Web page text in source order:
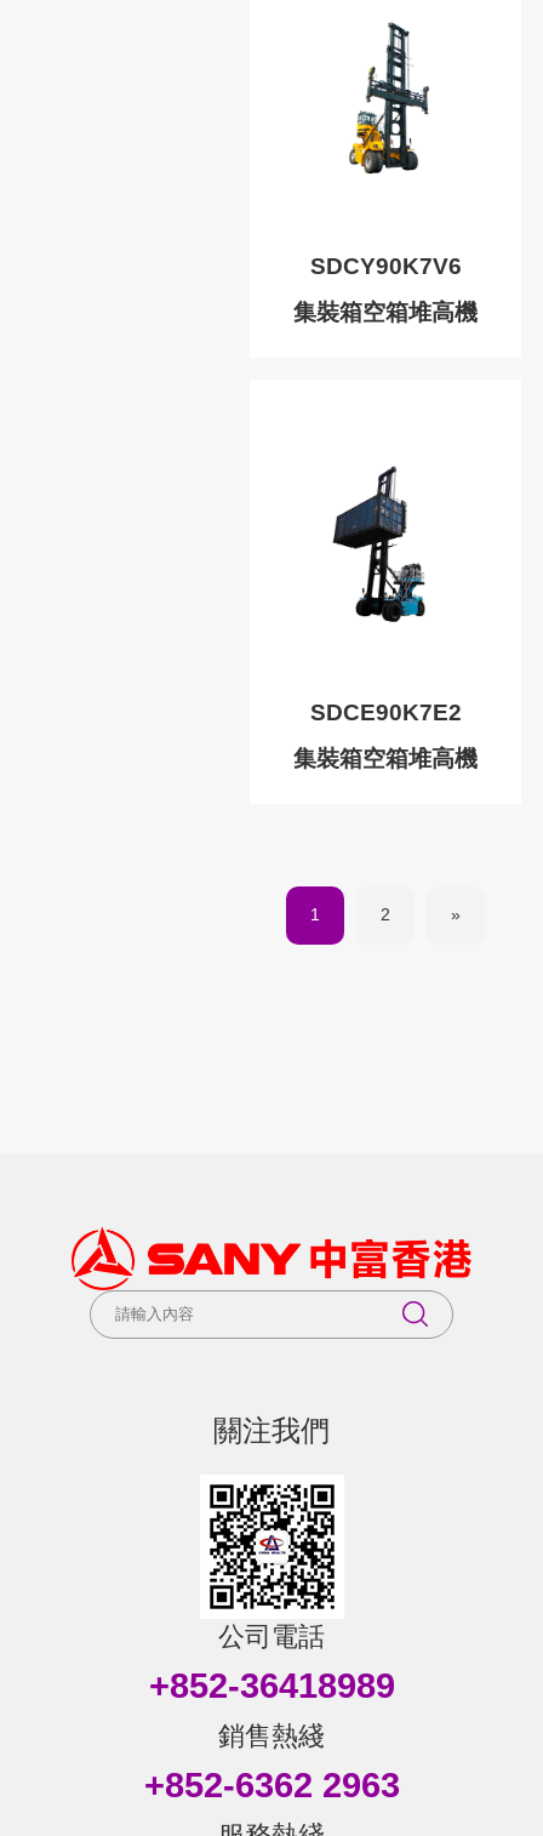
SDCY90K7V6
集裝箱空箱堆高機
SDCE90K7E2
集裝箱空箱堆高機
1 2 »
關注我們
公司電話
+852-36418989
銷售熱綫
+852-6362 2963